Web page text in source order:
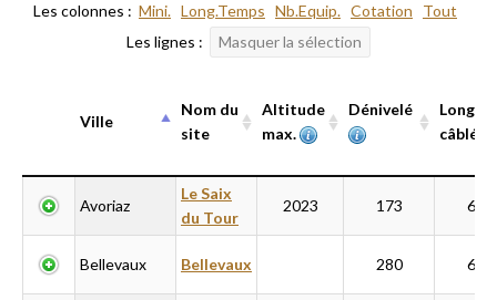
Les colonnes : Mini. Long.Temps Nb.Equip. Cotation
Tout
Les lignes :
Masquer la sélection
Ville
Nom du
site
Altitude
max.
Dénivelé
câblée
Nom du
site
max.
câblée
Avoriaz
Le Saix
du Tour
2023 173 600
Bellevaux Bellevaux 280 630